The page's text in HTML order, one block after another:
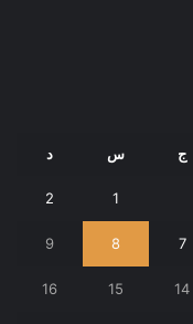
ج س د
1
2
7
8
9
14
15
16